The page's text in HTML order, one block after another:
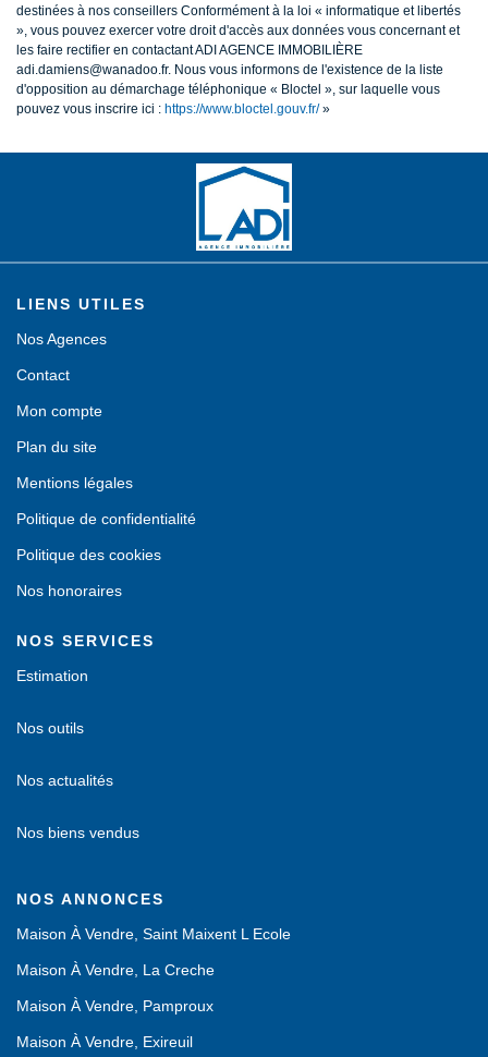
destinées à nos conseillers Conformément à la loi « informatique et libertés
», vous pouvez exercer votre droit d'accès aux données vous concernant et
les faire rectifier en contactant ADI AGENCE IMMOBILIÈRE
adi.damiens@wanadoo.fr. Nous vous informons de l'existence de la liste
d'opposition au démarchage téléphonique « Bloctel », sur laquelle vous
pouvez vous inscrire ici : https://www.bloctel.gouv.fr/»
LIENS UTILES
Nos Agences
Contact
Mon compte
Plan du site
Mentions légales
Politique de confidentialité
Politique des cookies
Nos honoraires
NOS SERVICES
Estimation
Nos outils
Nos actualités
Nos biens vendus
NOS ANNONCES
Maison À Vendre, Saint Maixent L Ecole
Maison À Vendre, La Creche
Maison À Vendre, Pamproux
Maison À Vendre, Exireuil